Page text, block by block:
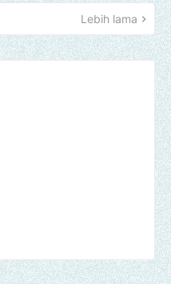
Lebih lama